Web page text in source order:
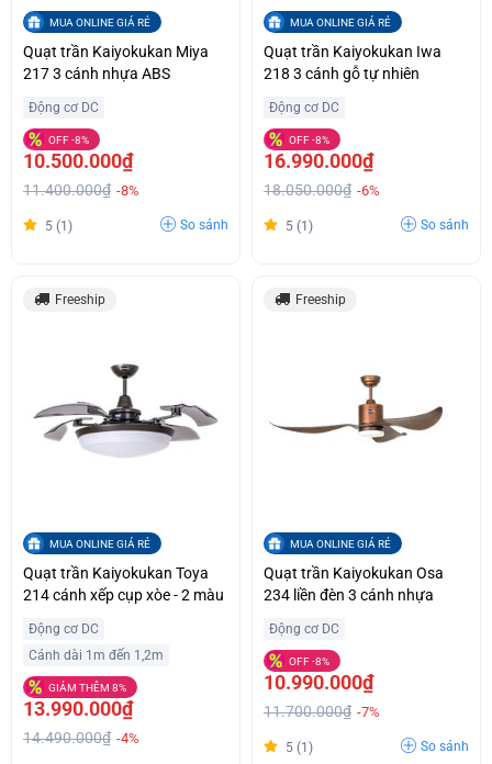
MUA ONLINE GIÁ RẺ
Quạt trần Kaiyokukan Miya
217 3 cánh nhựa ABS
Động cơ DC
OFF -8%
10.500.000₫
11.400.000₫ -8%
5 (1) So sánh
MUA ONLINE GIÁ RẺ
Quạt trần Kaiyokukan Iwa
218 3 cánh gỗ tự nhiên
Động cơ DC
OFF -8%
16.990.000₫
18.050.000₫ -6%
5 (1) So sánh
Freeship
MUA ONLINE GIÁ RẺ
Quạt trần Kaiyokukan Toya
214 cánh xếp cụp xòe - 2 màu
Động cơ DC
Cánh dài 1m đến 1,2m
GIẢM THÊM 8%
13.990.000₫
14.490.000₫ -4%
Freeship
MUA ONLINE GIÁ RẺ
Quạt trần Kaiyokukan Osa
234 liền đèn 3 cánh nhựa
Động cơ DC
OFF -8%
10.990.000₫
11.700.000₫ -7%
5 (1) So sánh